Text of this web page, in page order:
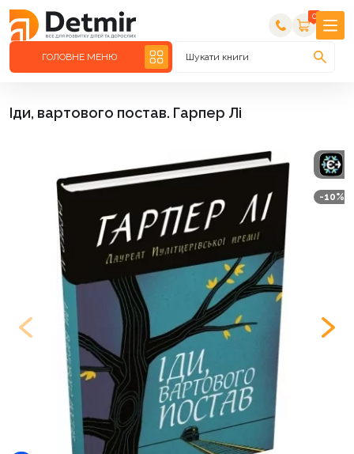
0
ГОЛОВНЕ МЕНЮ Шукати книги
Іди, вартового постав. Гарпер Лі
-10%